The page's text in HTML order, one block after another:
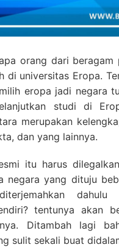
orang dari beragam
di universitas Eropa.
eropa jadi negara
studi di
merupakan
dan yang lainnya.
itu harus
negara yang dituju
tentunya akan
Ditambah lagi
sulit sekali buat